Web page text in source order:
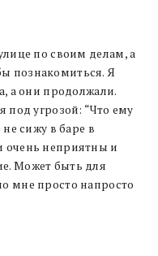
по своим делам, а
познакомиться. Я
а они продолжали.
под угрозой: “Что ему
сижу в баре в
очень неприятны и
Может быть для
мне просто напросто